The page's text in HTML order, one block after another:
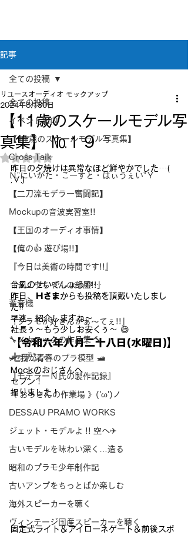
記事
全ての投稿
イベント案内
【11歳のスケールモデル写真集】
Cross Taik
Ｎ”にいがた・こーすと・はぃうぇい”Ｙ
【二刀流モデラー奮闘記】
Mockupの音波実習室!!
【王国のオーディオ事情】
【俺の👍 遊び場!!】
『今日は美術の時間です!!』
「シュウちゃんの部屋!!」
蓄音機
「プラモが好きんがぁ～てぇ!!」
🔧メカニックの作品集 🔨
🛩 我が青春のプラ模型 🛥
『モデラーＮ氏の製作記録』
《 おっさんの作業場 》('ω')ノ
DESSAU PRAMO WORKS
ジェット・モデルよ !! 空へ✈
古いモデルを味わい深く…造る
昭和のプラモ少年制作記
古いアンプをちっとばか楽しむ
海外スピーカーを聴く
ヴィンテージ国産スピーカーを聴く
全ての投稿
【11歳のスケールモデル写
真集】 №１９
リユースオーディオ モックアップ
2024年8月30日
5つ星のうちNaNと評価されています。
昨日の夕焼けは異常なほど鮮やかでした…(
;∀;)
台風のせいでしょうか…
昨日、
Ｈさま からも投稿を頂戴いたしまし
た!!
早速、紹介しますね～
社長ぅ～もう少しお安くぅ～ 😄
【令和六年八月二十八日(水曜日)】
セブン〜
Mockのおじさんへ
セブン！
撮りました！
固定式ライト＆アイローネゲート＆前後スポ